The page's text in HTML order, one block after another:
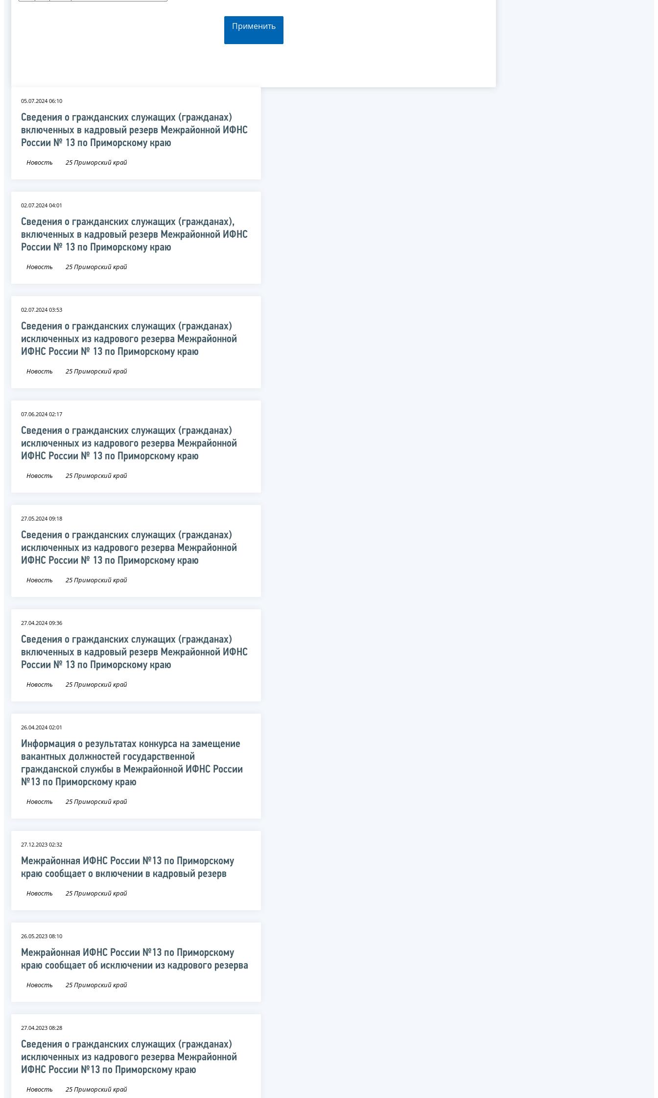
Применить
05.07.2024 06:10
Сведения о гражданских служащих (гражданах)
включенных в кадровый резерв Межрайонной ИФНС
России № 13 по Приморскому краю
Новость 25 Приморский край
02.07.2024 04:01
Сведения о гражданских служащих (гражданах),
включенных в кадровый резерв Межрайонной ИФНС
России № 13 по Приморскому краю
Новость 25 Приморский край
02.07.2024 03:53
Сведения о гражданских служащих (гражданах)
исключенных из кадрового резерва Межрайонной
ИФНС России № 13 по Приморскому краю
Новость 25 Приморский край
07.06.2024 02:17
Сведения о гражданских служащих (гражданах)
исключенных из кадрового резерва Межрайонной
ИФНС России № 13 по Приморскому краю
Новость 25 Приморский край
27.05.2024 09:18
Сведения о гражданских служащих (гражданах)
исключенных из кадрового резерва Межрайонной
ИФНС России № 13 по Приморскому краю
Новость 25 Приморский край
27.04.2024 09:36
Сведения о гражданских служащих (гражданах)
включенных в кадровый резерв Межрайонной ИФНС
России № 13 по Приморскому краю
Новость 25 Приморский край
26.04.2024 02:01
Информация о результатах конкурса на замещение
вакантных должностей государственной
гражданской службы в Межрайонной ИФНС России
№13 по Приморскому краю
Новость 25 Приморский край
27.12.2023 02:32
Межрайонная ИФНС России №13 по Приморскому
краю сообщает о включении в кадровый резерв
Новость 25 Приморский край
26.05.2023 08:10
Межрайонная ИФНС России №13 по Приморскому
краю сообщает об исключении из кадрового резерва
Новость 25 Приморский край
27.04.2023 08:28
Сведения о гражданских служащих (гражданах)
исключенных из кадрового резерва Межрайонной
ИФНС России №13 по Приморскому краю
Новость 25 Приморский край